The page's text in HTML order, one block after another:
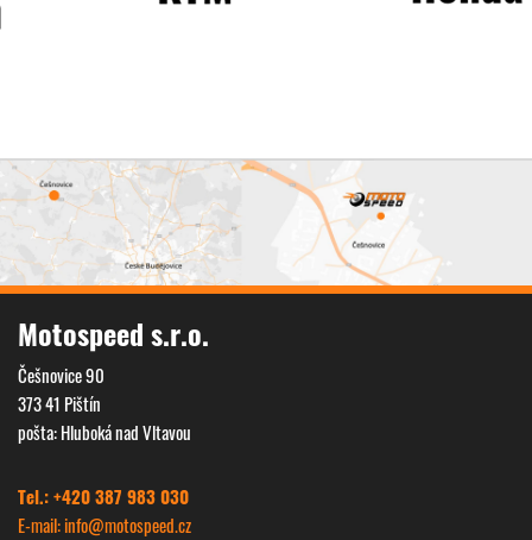
Motospeed s.r.o.
Češnovice 90
373 41 Pištín
pošta: Hluboká nad Vltavou
Tel.: +420 387 983 030
E-mail: info@motospeed.cz